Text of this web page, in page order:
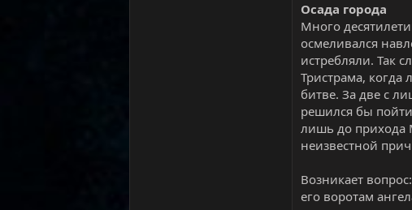
Осада города
Много
осмеливался
истребляли. Так
Тристрама, когда
битве. За две с
решился бы
лишь до прихода
неизвестной
Возникает
его воротам